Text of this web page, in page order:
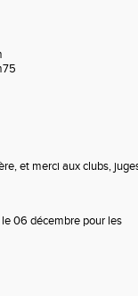
et merci aux clubs,
06 décembre pour les